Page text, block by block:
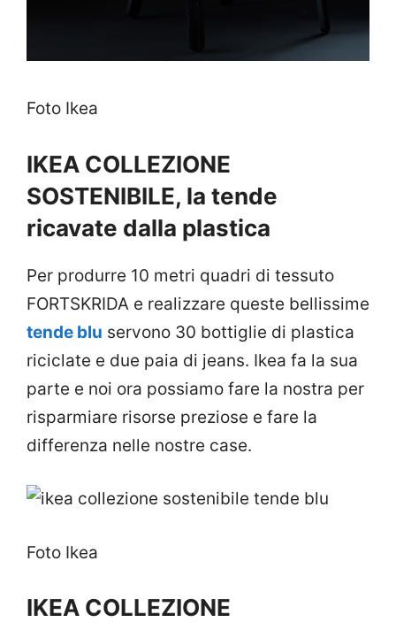
Foto Ikea
IKEA COLLEZIONE
SOSTENIBILE, la tende
ricavate dalla plastica
Per produrre 10 metri quadri di tessuto
FORTSKRIDA e realizzare queste bellissime
tende blu servono 30 bottiglie di plastica
riciclate e due paia di jeans. Ikea fa la sua
parte e noi ora possiamo fare la nostra per
risparmiare risorse preziose e fare la
differenza nelle nostre case.
Foto Ikea
IKEA COLLEZIONE